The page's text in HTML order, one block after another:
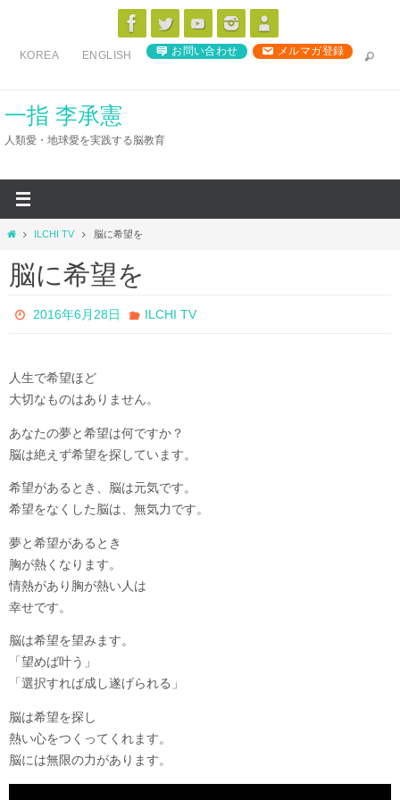
ス
KOREA ENGLISH お問い合わせ メルマガ登録
一指 李承憲
人類愛・地球愛を実践する脳教育
ホ
ム
ILCHI TV 脳に希望を
脳に希望を
2016年6月28日 ILCHI TV
人生で希望ほど
大切なものはありません。
あなたの夢と希望は何ですか？
脳は絶えず希望を探しています。
希望があるとき、脳は元気です。
希望をなくした脳は、無気力です。
夢と希望があるとき
胸が熱くなります。
情熱があり胸が熱い人は
幸せです。
脳は希望を望みます。
「望めば叶う」
「選択すれば成し遂げられる」
脳は希望を探し
熱い心をつくってくれます。
脳には無限の力があります。